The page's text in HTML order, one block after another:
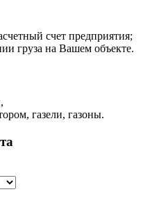
счет предприятия;
груза на Вашем объекте.
газели, газоны.